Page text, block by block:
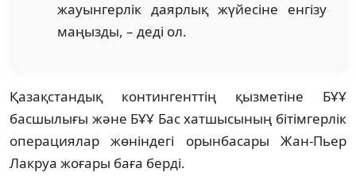
жауынгерлік даярлық жүйесіне енгізу
маңызды, – деді ол.
Қазақстандық контингенттің қызметіне БҰҰ
басшылығы және БҰҰ Бас хатшысының бітімгерлік
операциялар жөніндегі орынбасары Жан-Пьер
Лакруа жоғары баға берді.